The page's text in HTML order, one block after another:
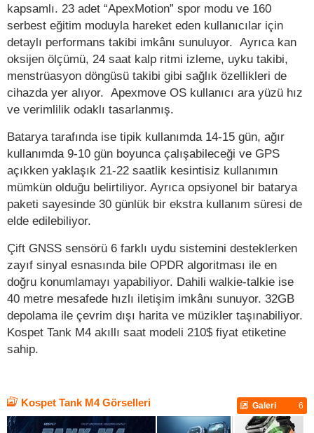
kapsamlı. 23 adet “ApexMotion” spor modu ve 160
serbest eğitim moduyla hareket eden kullanıcılar için
detaylı performans takibi imkânı sunuluyor. Ayrıca kan
oksijen ölçümü, 24 saat kalp ritmi izleme, uyku takibi,
menstrüasyon döngüsü takibi gibi sağlık özellikleri de
cihazda yer alıyor. Apexmove OS kullanıcı ara yüzü hız
ve verimlilik odaklı tasarlanmış.
Batarya tarafında ise tipik kullanımda 14-15 gün, ağır
kullanımda 9-10 gün boyunca çalışabileceği ve GPS
açıkken yaklaşık 21-22 saatlik kesintisiz kullanımın
mümkün olduğu belirtiliyor. Ayrıca opsiyonel bir batarya
paketi sayesinde 30 günlük bir ekstra kullanım süresi de
elde edilebiliyor.
Çift GNSS sensörü 6 farklı uydu sistemini desteklerken
zayıf sinyal esnasında bile OPDR algoritması ile en
doğru konumlamayı yapabiliyor. Dahili walkie-talkie ise
40 metre mesafede hızlı iletişim imkânı sunuyor. 32GB
depolama ile çevrim dışı harita ve müzikler taşınabiliyor.
Kospet Tank M4 akıllı saat modeli 210$ fiyat etiketine
sahip.
Kospet Tank M4 Görselleri Galeri 6